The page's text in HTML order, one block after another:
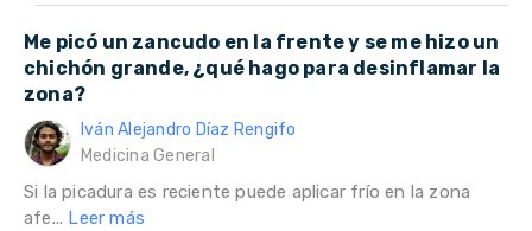
Me picó un zancudo en la frente y se me hizo un
chichón grande, ¿qué hago para desinflamar la
zona?
Iván Alejandro Díaz Rengifo
Medicina General
Si la picadura es reciente puede aplicar frío en la zona
afe... Leer más